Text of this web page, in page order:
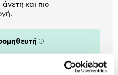
και πιο
Πληροφορίες